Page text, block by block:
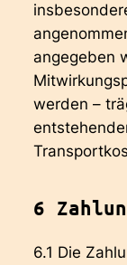
angegeben
werden –
6
6.1 Die